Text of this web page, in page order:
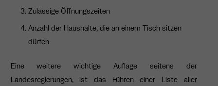
Zulässige Öffnungszeiten
Anzahl der Haushalte, die an einem Tisch sitzen
dürfen
Eine weitere wichtige Auflage seitens der
Landesregierungen, ist das Führen einer Liste aller